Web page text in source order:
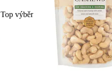
Top výběr